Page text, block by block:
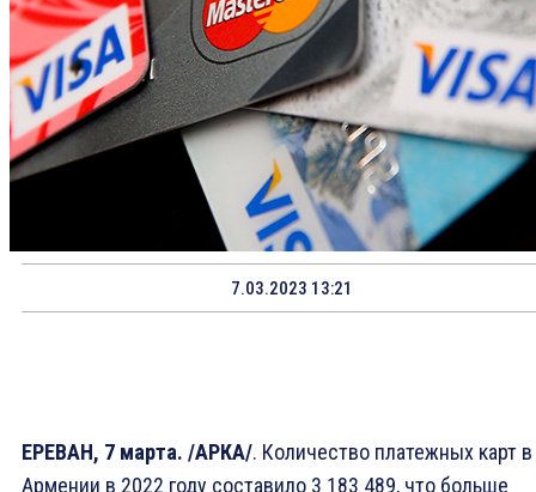
7.03.2023 13:21
ЕРЕВАН, 7 марта. /АРКА/. Количество платежных карт в
Армении в 2022 году составило 3 183 489, что больше